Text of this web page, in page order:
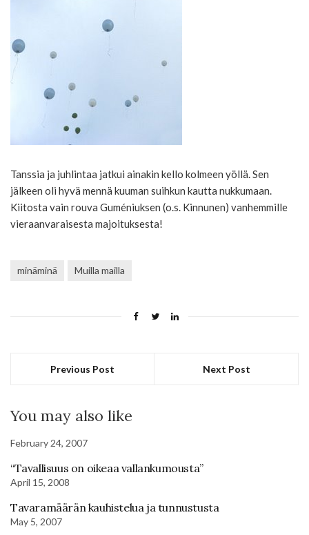
Tanssia ja juhlintaa jatkui ainakin kello kolmeen yöllä. Sen
jälkeen oli hyvä mennä kuuman suihkun kautta nukkumaan.
Kiitosta vain rouva Guméniuksen (o.s. Kinnunen) vanhemmille
vieraanvaraisesta majoituksesta!
minäminä Muilla mailla
Previous Post Next Post
You may also like
February 24, 2007
“Tavallisuus on oikeaa vallankumousta”
April 15, 2008
Tavaramäärän kauhistelua ja tunnustusta
May 5, 2007